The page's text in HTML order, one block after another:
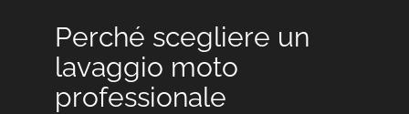
Perché scegliere un
lavaggio moto
professionale